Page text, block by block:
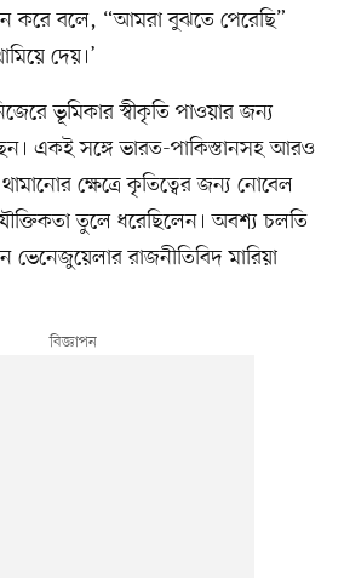
করে বলে, “আমরা বুঝতে পেরেছি”
দেয়।’
ভূমিকার স্বীকৃতি পাওয়ার জন্য
একই সঙ্গে ভারত-পাকিস্তানসহ আরও
ক্ষেত্রে কৃতিত্বের জন্য নোবেল
যৌক্তিকতা তুলে ধরেছিলেন। অবশ্য চলতি
ভেনেজুয়েলার রাজনীতিবিদ মারিয়া